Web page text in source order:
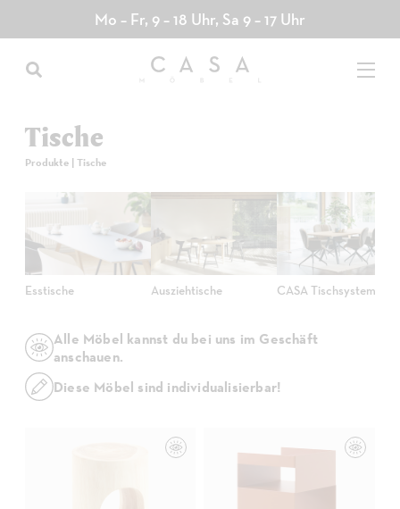
Mo – Fr, 9 – 18 Uhr, Sa 9 – 17 Uhr
Tische
Produkte | Tische
Esstische Ausziehtische CASA Tischsystem
Alle Möbel kannst du bei uns im Geschäft
anschauen.
Diese Möbel sind individualisierbar!